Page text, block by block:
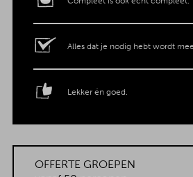
Alles dat je nodig hebt wordt
Lekker én goed.
OFFERTE GROEPEN